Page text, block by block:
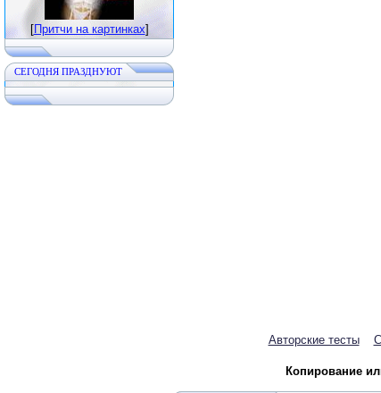
[Притчи на картинках]
CЕГОДНЯ ПРАЗДНУЮТ
Авторские тесты
Копирование